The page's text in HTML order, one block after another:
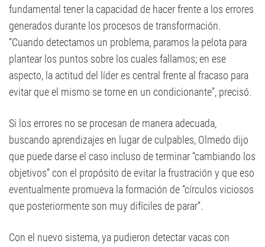
fundamental tener la capacidad de hacer frente a los errores
generados durante los procesos de transformación.
“Cuando detectamos un problema, paramos la pelota para
plantear los puntos sobre los cuales fallamos; en ese
aspecto, la actitud del líder es central frente al fracaso para
evitar que el mismo se torne en un condicionante”, precisó.
Si los errores no se procesan de manera adecuada,
buscando aprendizajes en lugar de culpables, Olmedo dijo
que puede darse el caso incluso de terminar “cambiando los
objetivos” con el propósito de evitar la frustración y que eso
eventualmente promueva la formación de “círculos viciosos
que posteriormente son muy difíciles de parar”.
Con el nuevo sistema, ya pudieron detectar vacas con